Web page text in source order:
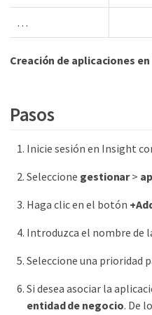
…​
Creación de aplicaciones
Pasos
Inicie sesión en Insight
Seleccione gestionar>
Haga clic en el botón
Introduzca el nombre de
Seleccione una prioridad
Si desea asociar la
entidad de negocio. De